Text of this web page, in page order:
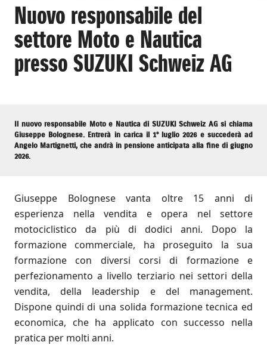
Nuovo responsabile del
settore Moto e Nautica
presso SUZUKI Schweiz AG
Il nuovo responsabile Moto e Nautica di SUZUKI Schweiz AG si chiama
Giuseppe Bolognese. Entrerà in carica il 1° luglio 2026 e succederà ad
Angelo Martignetti, che andrà in pensione anticipata alla fine di giugno
2026.
Giuseppe Bolognese vanta oltre 15 anni di
esperienza nella vendita e opera nel settore
motociclistico da più di dodici anni. Dopo la
formazione commerciale, ha proseguito la sua
formazione con diversi corsi di formazione e
perfezionamento a livello terziario nei settori della
vendita, della leadership e del management.
Dispone quindi di una solida formazione tecnica ed
economica, che ha applicato con successo nella
pratica per molti anni.